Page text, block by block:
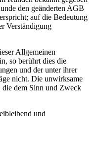
den geänderten AGB
auf die Bedeutung
Verständigung
Allgemeinen
so berührt dies die
und der unter ihrer
nicht. Die unwirksame
die dem Sinn und Zweck
und